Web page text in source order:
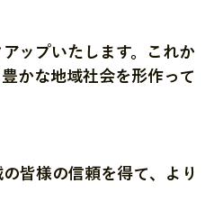
ップいたします。これか
かな地域社会を形作って
皆様の信頼を得て、より